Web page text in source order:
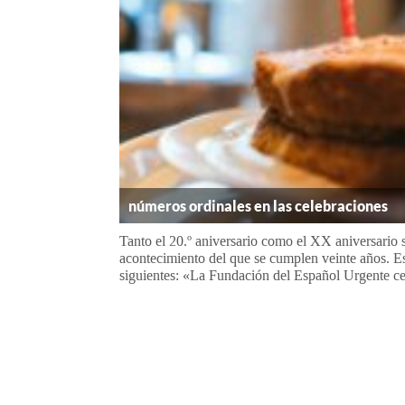
números ordinales en las celebraciones
Tanto el 20.º aniversario como el XX aniversario
acontecimiento del que se cumplen veinte años.
siguientes: «La Fundación del Español Urgente